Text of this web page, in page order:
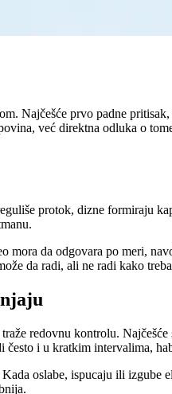
Najčešće prvo padne
već direktna odluka o
protok, dizne formiraju
mora da odgovara po meri,
da radi, ali ne radi kako
redovnu kontrolu.
često i u kratkim intervalima,
oslabe, ispucaju ili